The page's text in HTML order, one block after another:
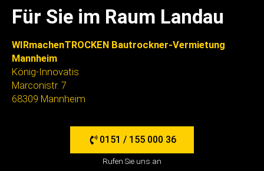
Für Sie im Raum Landau
WIRmachenTROCKEN Bautrockner-Vermietung
Mannheim
König-Innovatis
Marconistr. 7
68309 Mannheim
0151 / 155 000 36
Rufen Sie uns an